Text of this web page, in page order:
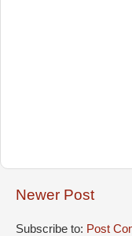
Newer Post
Subscribe to: Post